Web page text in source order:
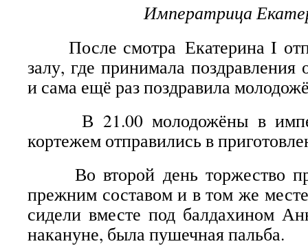
Императрица
После смотра Екатерина I
залу, где принимала поздравления
и сама ещё раз поздравила
В 21.00 молодожёны в
кортежем отправились в
Во второй день торжество
прежним составом и в том же
сидели вместе под балдахином
накануне, была пушечная пальба.